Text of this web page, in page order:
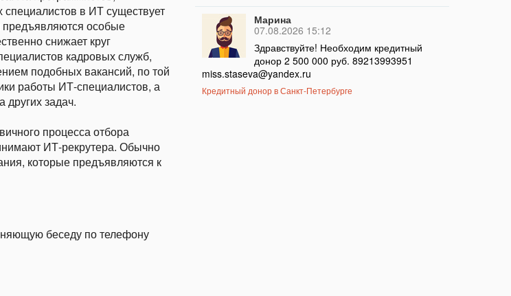
специалистов в ИТ существует
предъявляются особые
снижает круг
кадровых служб,
подобных вакансий, по той
работы ИТ-специалистов, а
других задач.
процесса отбора
ИТ-рекрутера. Обычно
которые предъявляются к
беседу по телефону
Марина
07.08.2026 15:12
Здравствуйте! Необходим кредитный
донор 2 500 000 руб. 89213993951
miss.staseva@yandex.ru
Кредитный донор в Санкт-Петербурге